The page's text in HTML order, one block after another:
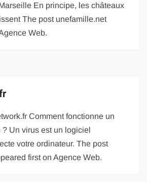
En principe, les châteaux
The post unefamille.net
Web.
Comment fonctionne un
Un virus est un logiciel
votre ordinateur. The post
first on Agence Web.